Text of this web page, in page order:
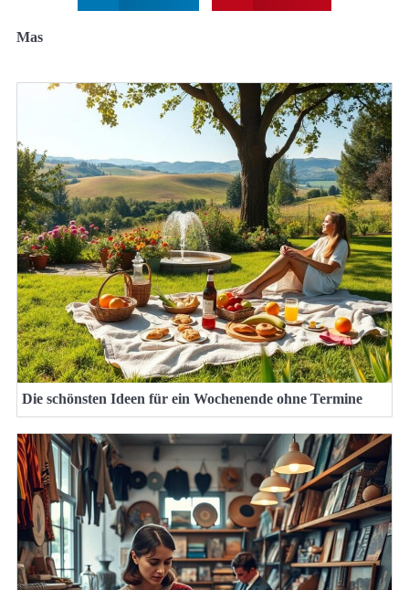
Mas
Die schönsten Ideen für ein Wochenende ohne Termine